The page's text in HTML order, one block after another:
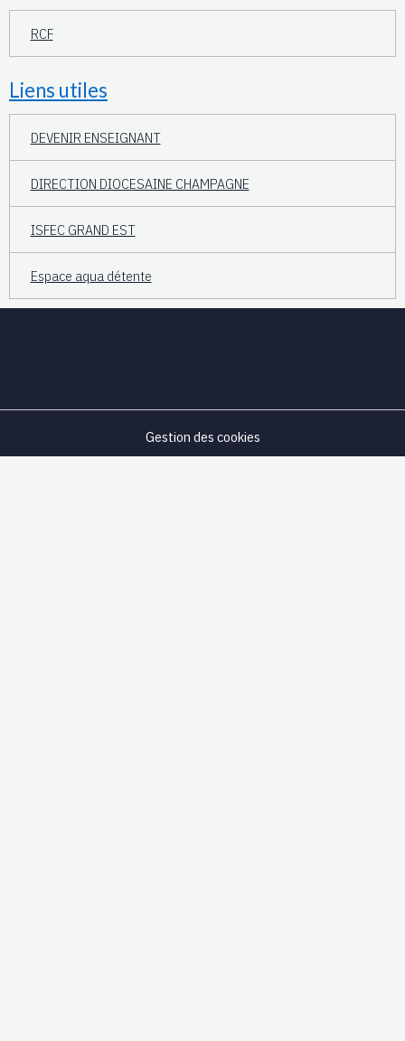
RCF
Liens utiles
DEVENIR ENSEIGNANT
DIRECTION DIOCESAINE CHAMPAGNE
ISFEC GRAND EST
Espace aqua détente
Gestion des cookies